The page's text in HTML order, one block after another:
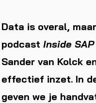
Data is overal,
podcast Inside
Sander van Kolck
effectief inzet. In
geven we je